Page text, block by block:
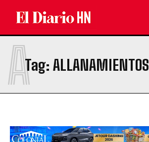
Tag: ALLANAMIENTOS
A